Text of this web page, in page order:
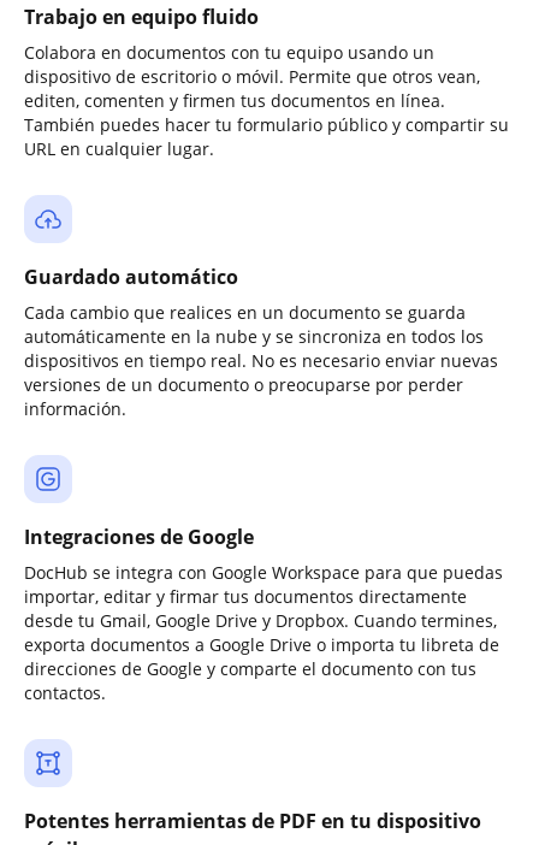
Trabajo en equipo fluido
Colabora en documentos con tu equipo usando un
dispositivo de escritorio o móvil. Permite que otros vean,
editen, comenten y firmen tus documentos en línea.
También puedes hacer tu formulario público y compartir su
URL en cualquier lugar.
Guardado automático
Cada cambio que realices en un documento se guarda
automáticamente en la nube y se sincroniza en todos los
dispositivos en tiempo real. No es necesario enviar nuevas
versiones de un documento o preocuparse por perder
información.
Integraciones de Google
DocHub se integra con Google Workspace para que puedas
importar, editar y firmar tus documentos directamente
desde tu Gmail, Google Drive y Dropbox. Cuando termines,
exporta documentos a Google Drive o importa tu libreta de
direcciones de Google y comparte el documento con tus
contactos.
Potentes herramientas de PDF en tu dispositivo